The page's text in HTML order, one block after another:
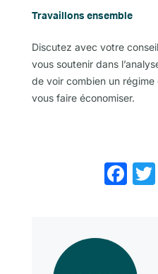
Travaillons ensemble
Discutez avec votre
vous soutenir dans
de voir combien un
vous faire économiser.